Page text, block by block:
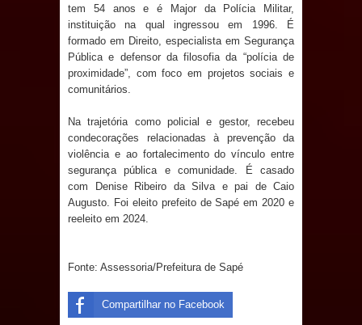
Convenção em Brasília
Dois Gigantes da Poesia Paraibana
inspiram a IV FEIRA LITERÁRIA DO
Vereador Davyd Matias reúne cerca
de 200 lideranças em apoio à pré-
candidatura de Denise Ribeiro à
tem 54 anos e é Major da Polícia Militar,
instituição na qual ingressou em 1996. É
formado em Direito, especialista em Segurança
Pública e defensor da filosofia da “polícia de
proximidade”, com foco em projetos sociais e
comunitários.
Na trajetória como policial e gestor, recebeu
condecorações relacionadas à prevenção da
violência e ao fortalecimento do vínculo entre
segurança pública e comunidade. É casado
com Denise Ribeiro da Silva e pai de Caio
Augusto. Foi eleito prefeito de Sapé em 2020 e
reeleito em 2024.
Fonte: Assessoria/Prefeitura de Sapé
Compartilhar no Facebook